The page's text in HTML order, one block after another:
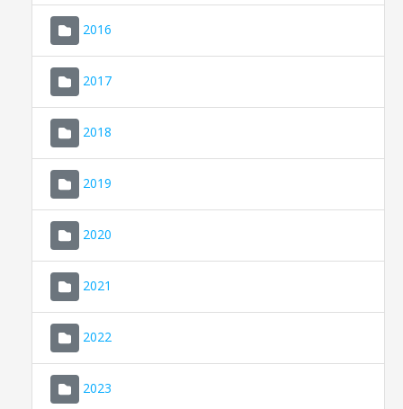
2016
2017
2018
2019
2020
2021
2022
2023